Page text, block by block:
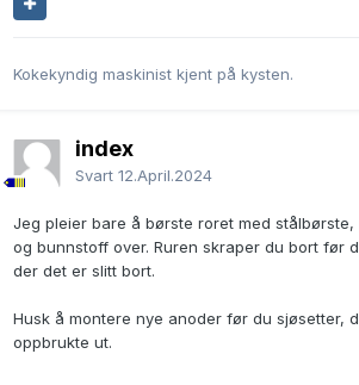
Kokekyndig maskinist kjent på kysten.
index
Svart 12.April.2024
Jeg pleier bare å børste roret med
og bunnstoff over. Ruren skraper du bort før
der det er slitt bort.
Husk å montere nye anoder før du sjøsetter,
oppbrukte ut.